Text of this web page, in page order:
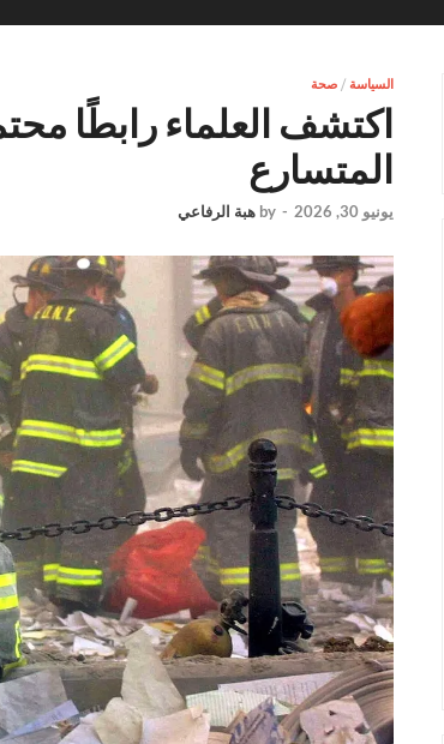
السياسة / صحة
المتسارع
يونيو 30, 2026 -
by هبة الرفاعي